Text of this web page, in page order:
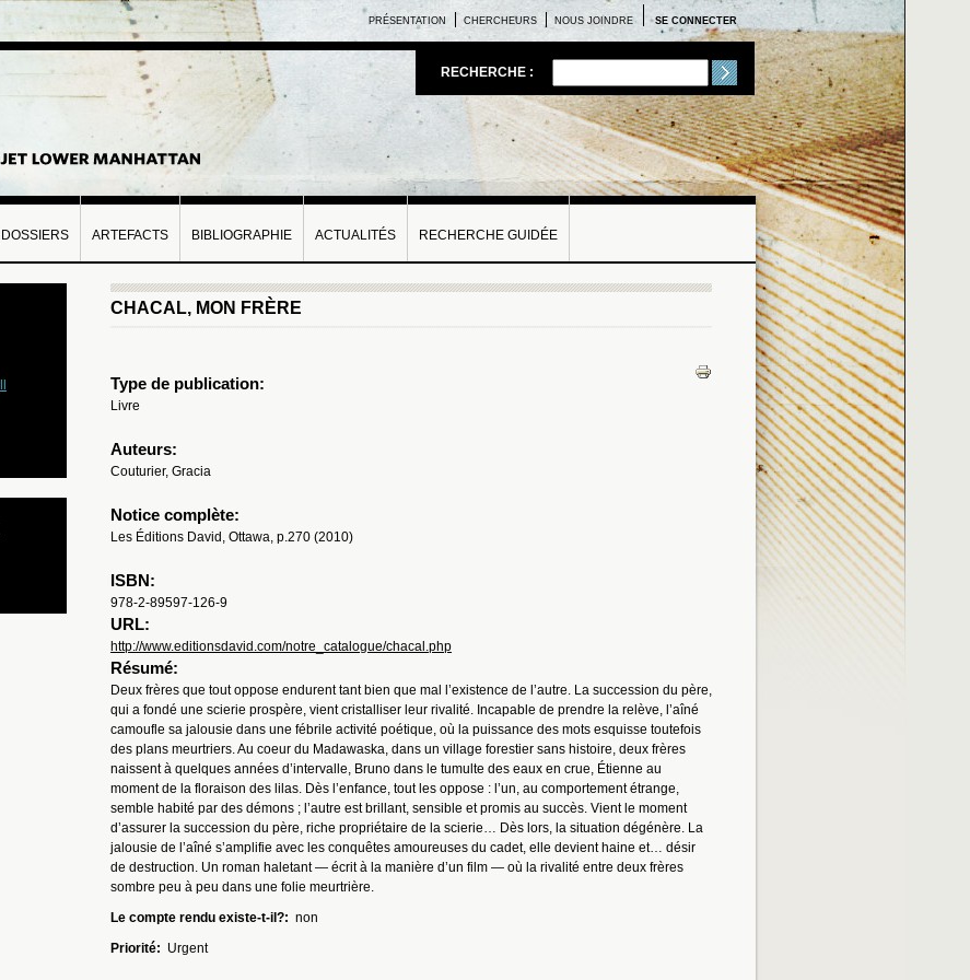
SE CONNECTER
PRÉSENTATION CHERCHEURS NOUS JOINDRE
RECHERCHE :
DOSSIERS ARTEFACTS BIBLIOGRAPHIE ACTUALITÉS RECHERCHE GUIDÉE
CHACAL, MON FRÈRE
Type de publication:
Livre
Auteurs:
Couturier, Gracia
Notice complète:
Les Éditions David, Ottawa, p.270 (2010)
ISBN:
978-2-89597-126-9
URL:
http://www.editionsdavid.com/notre_catalogue/chacal.php
Résumé:
Deux frères que tout oppose endurent tant bien que mal l’existence de l’autre. La succession du père,
qui a fondé une scierie prospère, vient cristalliser leur rivalité. Incapable de prendre la relève, l’aîné
camoufle sa jalousie dans une fébrile activité poétique, où la puissance des mots esquisse toutefois
des plans meurtriers. Au coeur du Madawaska, dans un village forestier sans histoire, deux frères
naissent à quelques années d’intervalle, Bruno dans le tumulte des eaux en crue, Étienne au
moment de la floraison des lilas. Dès l’enfance, tout les oppose : l’un, au comportement étrange,
semble habité par des démons ; l’autre est brillant, sensible et promis au succès. Vient le moment
d’assurer la succession du père, riche propriétaire de la scierie… Dès lors, la situation dégénère. La
jalousie de l’aîné s’amplifie avec les conquêtes amoureuses du cadet, elle devient haine et… désir
de destruction. Un roman haletant — écrit à la manière d’un film — où la rivalité entre deux frères
sombre peu à peu dans une folie meurtrière.
Le compte rendu existe-t-il?: non
Priorité: Urgent